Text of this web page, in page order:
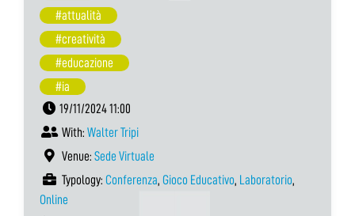
#attualità
#creatività
#educazione
#ia
19/11/2024 11:00
With: Walter Tripi
Venue: Sede Virtuale
Typology: Conferenza, Gioco Educativo, Laboratorio,
Online